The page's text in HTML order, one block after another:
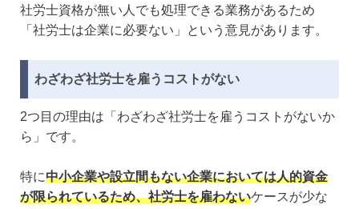
社労士資格が無い人でも処理できる業務があるため
「社労士は企業に必要ない」という意見があります。
わざわざ社労士を雇うコストがない
2つ目の理由は「わざわざ社労士を雇うコストがないか
ら」です。
特に中小企業や設立間もない企業においては人的資金
が限られているため、社労士を雇わないケースが少な